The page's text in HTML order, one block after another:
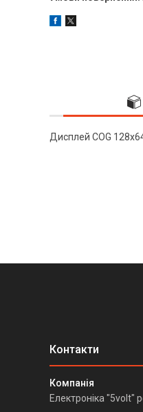
Дисплей COG
Електроніка "5volt"